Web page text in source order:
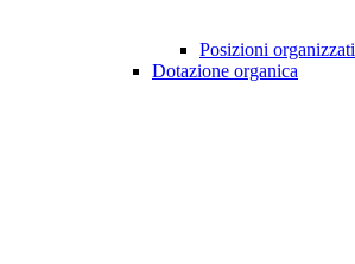
Posizioni
Dotazione organica